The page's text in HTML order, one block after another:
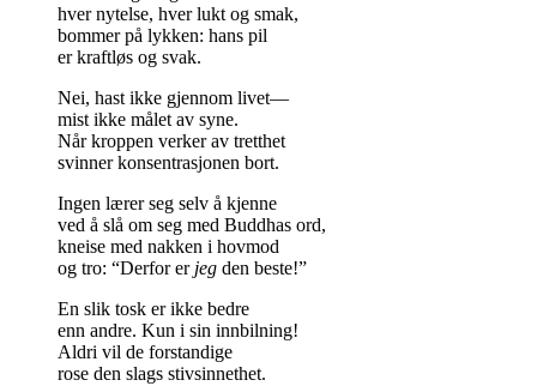
hver nytelse, hver lukt og smak,
bommer på lykken: hans pil
er kraftløs og svak.
Nei, hast ikke gjennom livet—
mist ikke målet av syne.
Når kroppen verker av tretthet
svinner konsentrasjonen bort.
Ingen lærer seg selv å kjenne
ved å slå om seg med Buddhas ord,
kneise med nakken i hovmod
og tro: “Derfor er jeg den beste!”
En slik tosk er ikke bedre
enn andre. Kun i sin innbilning!
Aldri vil de forstandige
rose den slags stivsinnethet.